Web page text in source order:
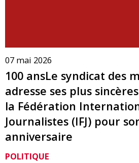
07 mai 2026
100 ansLe syndicat des
adresse ses plus
la Fédération
Journalistes (IFJ) pour
anniversaire
POLITIQUE